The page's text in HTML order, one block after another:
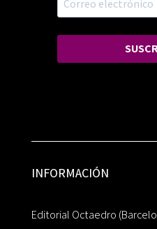
INFORMACIÓN
Editorial Octaedro